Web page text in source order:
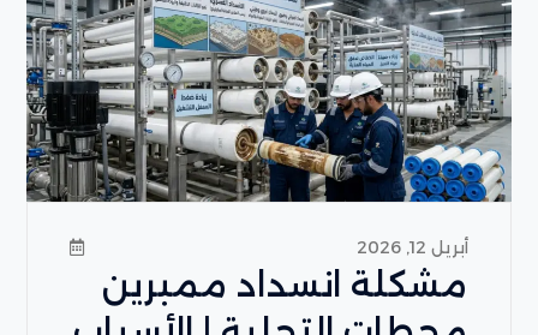
أبريل 12, 2026
مشكلة انسداد ممبرين